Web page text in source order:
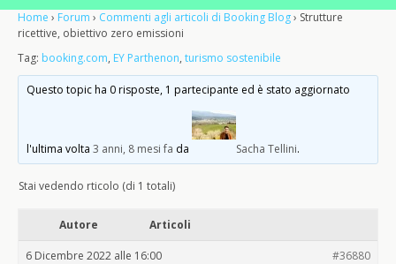
Home › Forum › Commenti agli articoli di Booking Blog› Strutture
ricettive, obiettivo zero emissioni
Tag: booking.com, EY Parthenon, turismo sostenibile
Questo topic ha 0 risposte, 1 partecipante ed è stato aggiornato
l'ultima volta3 anni, 8 mesi fa da Sacha Tellini.
Stai vedendo rticolo (di 1 totali)
Autore Articoli
6 Dicembre 2022 alle 16:00 #36880